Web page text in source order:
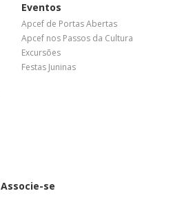
Eventos
Apcef de Portas Abertas
Apcef nos Passos da Cultura
Excursões
Festas Juninas
Associe-se